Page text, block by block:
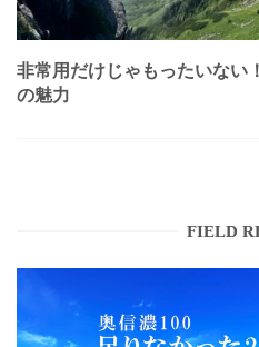
非常用だけじゃもったいない
の魅力
FIELD